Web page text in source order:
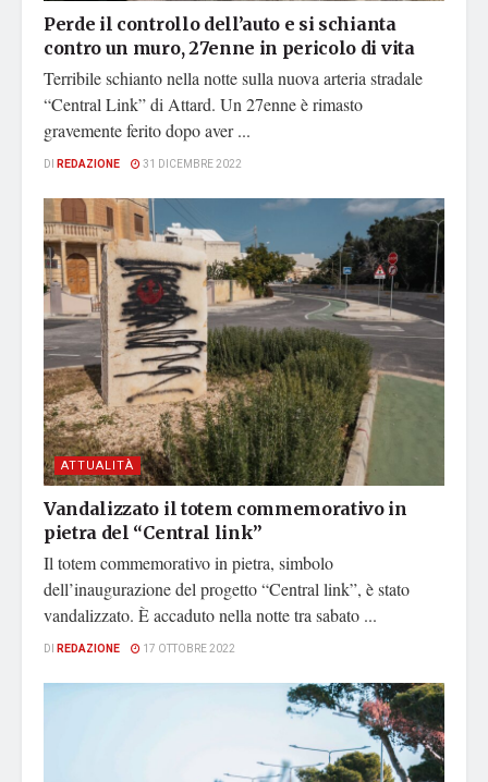
Perde il controllo dell’auto e si schianta
contro un muro, 27enne in pericolo di vita
Terribile schianto nella notte sulla nuova arteria stradale
“Central Link” di Attard. Un 27enne è rimasto
gravemente ferito dopo aver ...
DI REDAZIONE 31 DICEMBRE 2022
ATTUALITÀ
Vandalizzato il totem commemorativo in
pietra del “Central link”
Il totem commemorativo in pietra, simbolo
dell’inaugurazione del progetto “Central link”, è stato
vandalizzato. È accaduto nella notte tra sabato ...
DI REDAZIONE 17 OTTOBRE 2022